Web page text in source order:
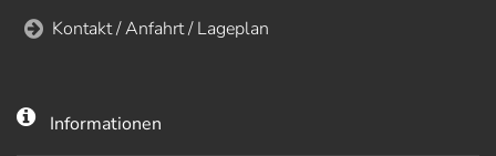
Kontakt / Anfahrt / Lageplan
Informationen